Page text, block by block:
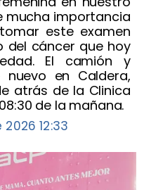
mucha importancia
este examen
del cáncer que hoy
El camión y
en Caldera,
atrás de la Clinica
de la mañana.
12:33